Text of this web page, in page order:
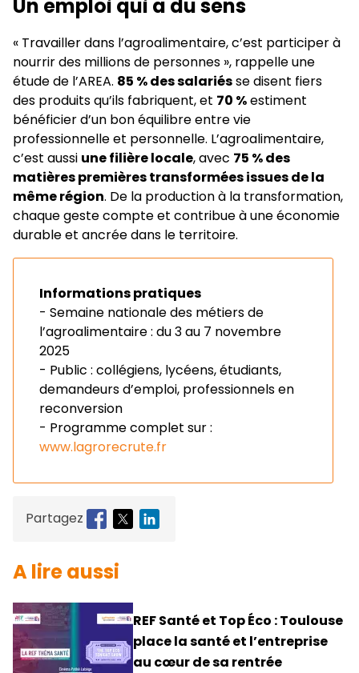
Un emploi qui a du sens
« Travailler dans l’agroalimentaire, c’est participer à
nourrir des millions de personnes », rappelle une
étude de l’AREA. 85 % des salariésse disent fiers
des produits qu’ils fabriquent, et 70 %estiment
bénéficier d’un bon équilibre entre vie
professionnelle et personnelle. L’agroalimentaire,
c’est aussi une filière locale, avec 75 % des
matières premières transformées issues de la
même région. De la production à la transformation,
chaque geste compte et contribue à une économie
durable et ancrée dans le territoire.
Informations pratiques
- Semaine nationale des métiers de
l’agroalimentaire : du 3 au 7 novembre
2025
- Public : collégiens, lycéens, étudiants,
demandeurs d’emploi, professionnels en
reconversion
- Programme complet sur :
www.lagrorecrute.fr
Partagez
A lire aussi
REF Santé et Top Éco : Toulouse
place la santé et l’entreprise
au cœur de sa rentrée